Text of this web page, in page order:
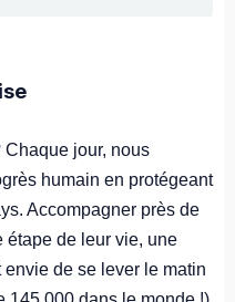
Chaque jour, nous
humain en protégeant
Accompagner près de
de leur vie, une
de se lever le matin